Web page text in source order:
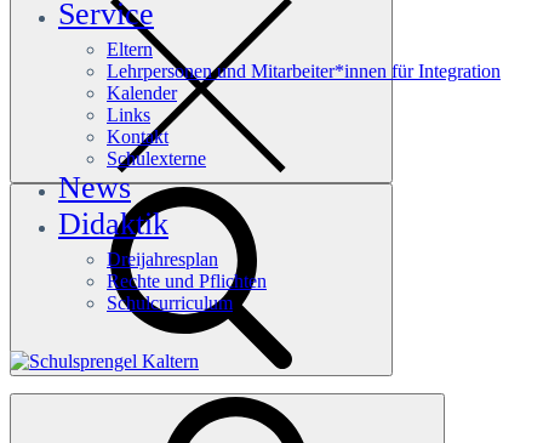
Service
Eltern
Lehrpersonen und Mitarbeiter*innen für Integration
Kalender
Links
Kontakt
Schulexterne
News
Didaktik
Dreijahresplan
Rechte und Pflichten
Schulcurriculum
Häufige Suchanfragen